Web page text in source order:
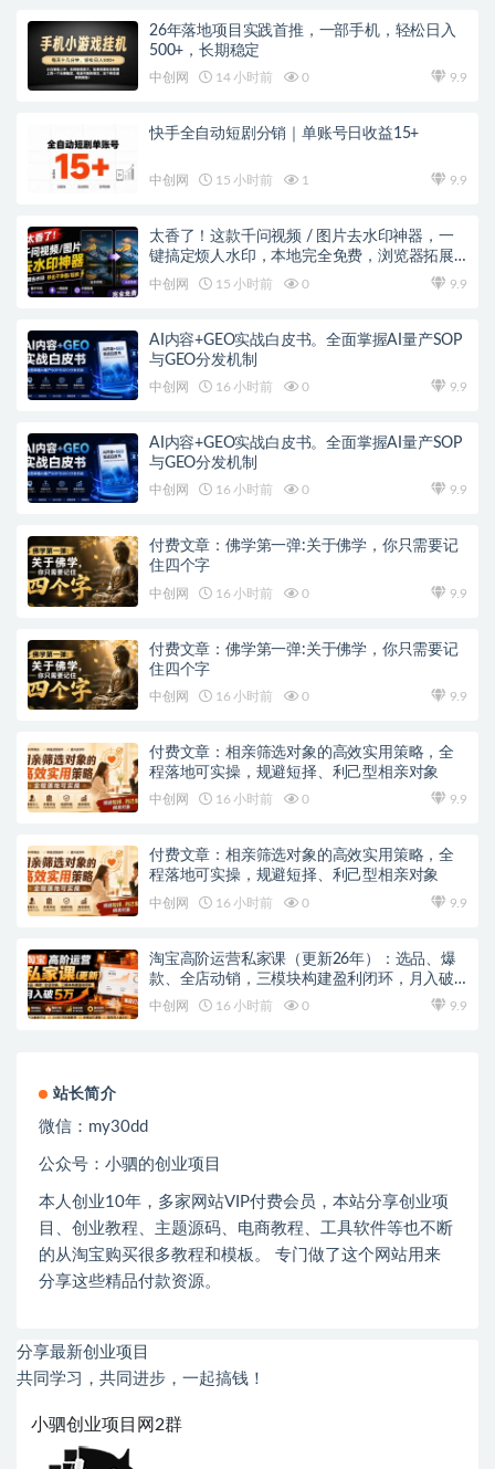
26年落地项目实践首推，一部手机，轻松日入
500+，长期稳定
中创网 14 小时前 0 9.9
快手全自动短剧分销｜单账号日收益15+
中创网 15 小时前 1 9.9
太香了！这款千问视频 / 图片去水印神器，一
键搞定烦人水印，本地完全免费，浏览器拓展
插件
中创网 15 小时前 0 9.9
AI内容+GEO实战白皮书。全面掌握AI量产SOP
与GEO分发机制
中创网 16 小时前 0 9.9
AI内容+GEO实战白皮书。全面掌握AI量产SOP
与GEO分发机制
中创网 16 小时前 0 9.9
付费文章：佛学第一弹:关于佛学，你只需要记
住四个字
中创网 16 小时前 0 9.9
付费文章：佛学第一弹:关于佛学，你只需要记
住四个字
中创网 16 小时前 0 9.9
付费文章：相亲筛选对象的高效实用策略，全
程落地可实操，规避短择、利己型相亲对象
中创网 16 小时前 0 9.9
付费文章：相亲筛选对象的高效实用策略，全
程落地可实操，规避短择、利己型相亲对象
中创网 16 小时前 0 9.9
淘宝高阶运营私家课（更新26年）：选品、爆
款、全店动销，三模块构建盈利闭环，月入破5
万
中创网 16 小时前 0 9.9
站长简介
微信： my30dd
公众号：小驷的创业项目
本人创业10年，多家网站VIP付费会员，本站分享创业项
目、创业教程、主题源码、电商教程、工具软件等也不断
的从淘宝购买很多教程和模板。 专门做了这个网站用来
分享这些精品付款资源。
分享最新创业项目
共同学习，共同进步，一起搞钱！
小驷创业项目网2群